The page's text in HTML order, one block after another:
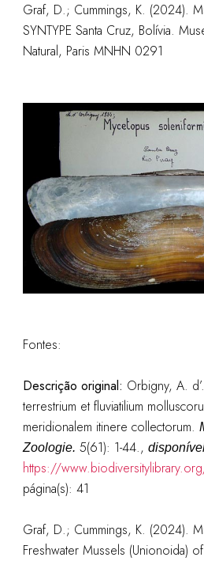
Graf, D.; Cummings, K. (2024).
SYNTYPE Santa Cruz, Bolívia.
Natural, Paris MNHN 0291
Fontes:
Descrição original: Orbigny, A.
terrestrium et fluviatilium
meridionalem itinere collectorum.
Zoologie. 5(61): 1-44.,
https://
página(s): 41
Graf, D.; Cummings, K. (2024).
Freshwater Mussels (Unionoida)